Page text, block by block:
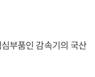
부품인 감속기의 국산